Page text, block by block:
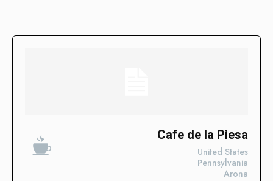
su visibilidad. ¡Conoce en qué sectores ya estamos
trabajando para posicionar tu negocio con nuestros Enlaces
SEO Fortificados!
Cafe de la Piesa
Arona
Pennsylvania
United States